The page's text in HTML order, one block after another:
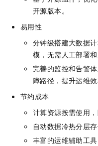
开源版本。
易用性
分钟级搭建大数据
模，无需人工部署和
完善的监控和告警
障路径，提升运维效
节约成本
计算资源按需使用
自动数据冷热分层
丰富的运维辅助工